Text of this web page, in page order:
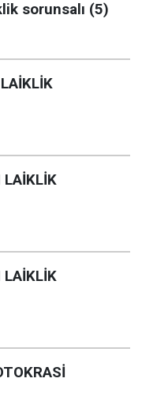
sorunsalı (5)
LAİKLİK
LAİKLİK